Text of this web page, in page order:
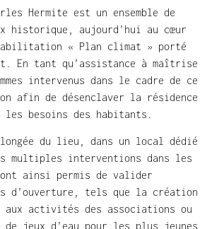
Hermite est un ensemble de
historique, aujourd’hui au cœur
« Plan climat » porté
En tant qu’assistance à maîtrise
intervenus dans le cadre de ce
afin de désenclaver la résidence
besoins des habitants.
du lieu, dans un local dédié
multiples interventions dans les
ont ainsi permis de valider
d’ouverture, tels que la création
aux activités des associations ou
jeux d’eau pour les plus jeunes